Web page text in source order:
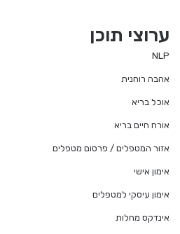
ערוצי תוכן
NLP
אהבה רוחנית
אוכל בריא
אורח חיים בריא
אזור המטפלים / פרסום מטפלים
אימון אישי
אימון עיסקי למטפלים
אינדקס מחלות